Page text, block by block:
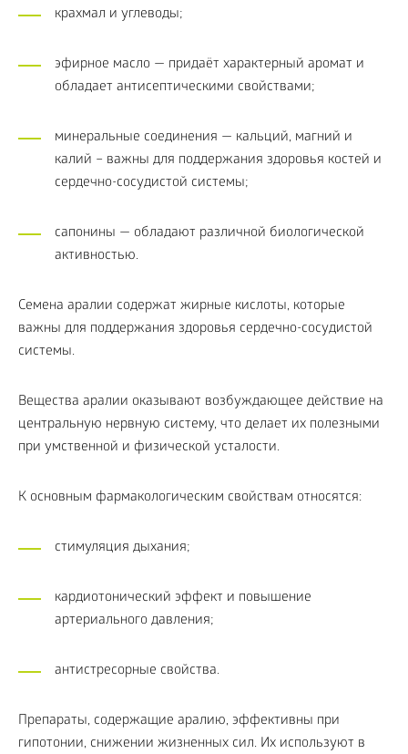
крахмал и углеводы;
эфирное масло — придаёт характерный аромат и
обладает антисептическими свойствами;
минеральные соединения — кальций, магний и
калий – важны для поддержания здоровья костей и
сердечно-сосудистой системы;
сапонины — обладают различной биологической
активностью.
Семена аралии содержат жирные кислоты, которые
важны для поддержания здоровья сердечно-сосудистой
системы.
Вещества аралии оказывают возбуждающее действие на
центральную нервную систему, что делает их полезными
при умственной и физической усталости.
К основным фармакологическим свойствам относятся:
стимуляция дыхания;
кардиотонический эффект и повышение
артериального давления;
антистресорные свойства.
Препараты, содержащие аралию, эффективны при
гипотонии, снижении жизненных сил. Их используют в